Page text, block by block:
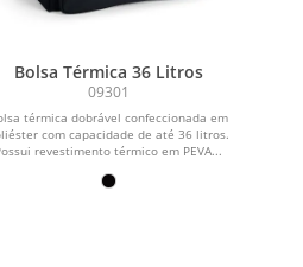
Bolsa Térmica 36 Litros
09301
térmica dobrável confeccionada em
com capacidade de até 36 litros.
revestimento térmico em PEVA...